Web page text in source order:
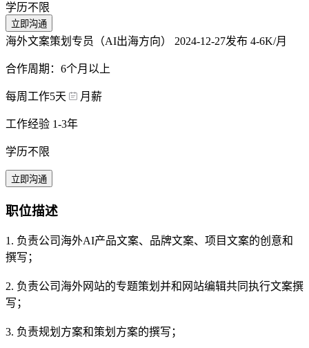
学历不限
立即沟通
海外文案策划专员（AI出海方向） 2024-12-27发布 4-6K/月
合作周期：6个月以上
每周工作5天 月薪
工作经验 1-3年
学历不限
立即沟通
职位描述
1. 负责公司海外AI产品文案、品牌文案、项目文案的创意和
撰写；
2. 负责公司海外网站的专题策划并和网站编辑共同执行文案撰
写；
3. 负责规划方案和策划方案的撰写；